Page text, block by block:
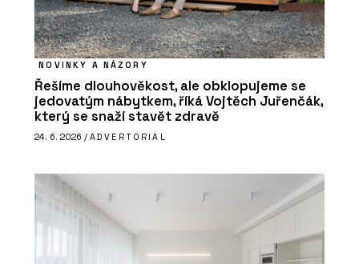
NOVINKY A NÁZORY
Řešíme dlouhověkost, ale obklopujeme se
jedovatým nábytkem, říká Vojtěch Juřenčák,
který se snaží stavět zdravě
24. 6. 2026 / ADVERTORIAL